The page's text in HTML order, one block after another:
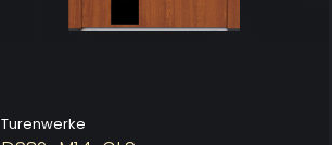
Turenwerke